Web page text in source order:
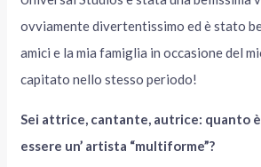
ovviamente divertentissimo ed è stato
amici e la mia famiglia in occasione del
capitato nello stesso periodo!
Sei attrice, cantante, autrice: quanto
essere un’ artista “multiforme”?